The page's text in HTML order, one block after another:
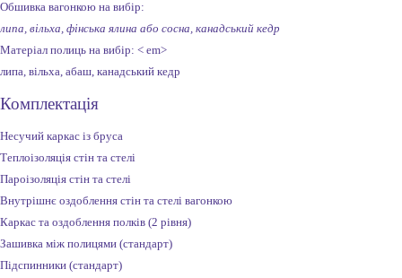
Обшивка вагонкою на вибір:
липа, вільха, фінська ялина або сосна, канадський кедр
Матеріал полиць на вибір: < em>
липа, вільха, абаш, канадський кедр
Комплектація
Несучий каркас із бруса
Теплоізоляція стін та стелі
Пароізоляція стін та стелі
Внутрішнє оздоблення стін та стелі вагонкою
Каркас та оздоблення полків (2 рівня)
Зашивка між полицями (стандарт)
Підспинники (стандарт)